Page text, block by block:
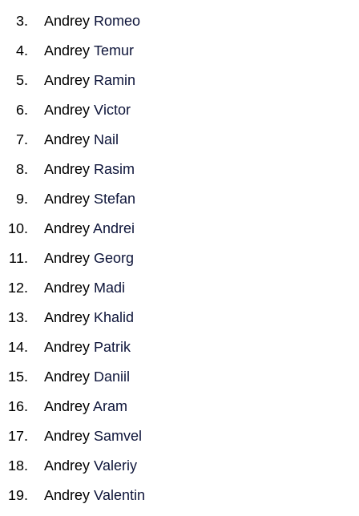
Andrey Romeo
Andrey Temur
Andrey Ramin
Andrey Victor
Andrey Nail
Andrey Rasim
Andrey Stefan
Andrey Andrei
Andrey Georg
Andrey Madi
Andrey Khalid
Andrey Patrik
Andrey Daniil
Andrey Aram
Andrey Samvel
Andrey Valeriy
Andrey Valentin